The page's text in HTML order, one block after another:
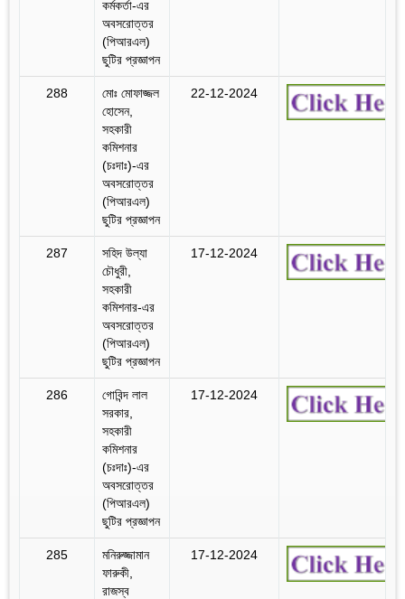
কর্মকর্তা-এর
অবসরোত্তর
(পিআরএল)
ছুটির প্রজ্ঞাপন
288
মোঃ মোফাজ্জল
হোসেন,
সহকারী
কমিশনার
(চঃদাঃ)-এর
অবসরোত্তর
(পিআরএল)
ছুটির প্রজ্ঞাপন
22-12-2024
287
সহিদ উল্যা
চৌধুরী,
সহকারী
কমিশনার-এর
অবসরোত্তর
(পিআরএল)
ছুটির প্রজ্ঞাপন
17-12-2024
286
গোবিন্দ লাল
সরকার,
সহকারী
কমিশনার
(চঃদাঃ)-এর
অবসরোত্তর
(পিআরএল)
ছুটির প্রজ্ঞাপন
17-12-2024
285
মনিরুজ্জামান
ফারুকী,
রাজস্ব
17-12-2024